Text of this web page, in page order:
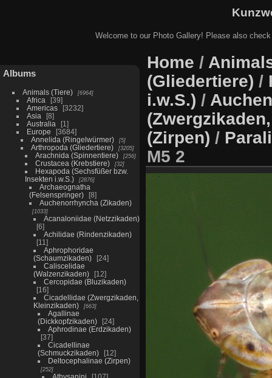
Welcome to our Photo Gallery! Please also
Albums
Animals (Tiere) 6964
Africa
39
Americas
3232
Asia
8
Australia
1
Europe
3684
Annelida (Ringelwürmer)
5
Arthropoda (Gliedertiere) 3205
Arachnida (Spinnentiere) 256
Crustacea (Krebstiere) 32
Hexapoda (Sechsfüßer bzw.
Insekten i.w.S.)
2876
Archaeognatha
(Felsenspringer)
8
Auchenorrhyncha (Zikaden)
1033
Acanaloniidae (Netzzikaden)
6
Achilidae (Rindenzikaden)
11
Aphrophoridae
(Schaumzikaden)
24
Caliscelidae
(Walzenzikaden)
12
Cercopidae (Bluzikaden)
16
Cicadellidae (Zwergzikaden,
Kleinzikaden)
663
Agallinae
(Dickkopfzikaden)
24
Aphrodinae (Erdzikaden)
37
Cicadellinae
(Schmuckzikaden)
12
Deltocephalinae (Zirpen)
252
Athysanini
107
Home /
(Gliedertiere) /
i.w.S.) /
(Zirpen) /
M5 2